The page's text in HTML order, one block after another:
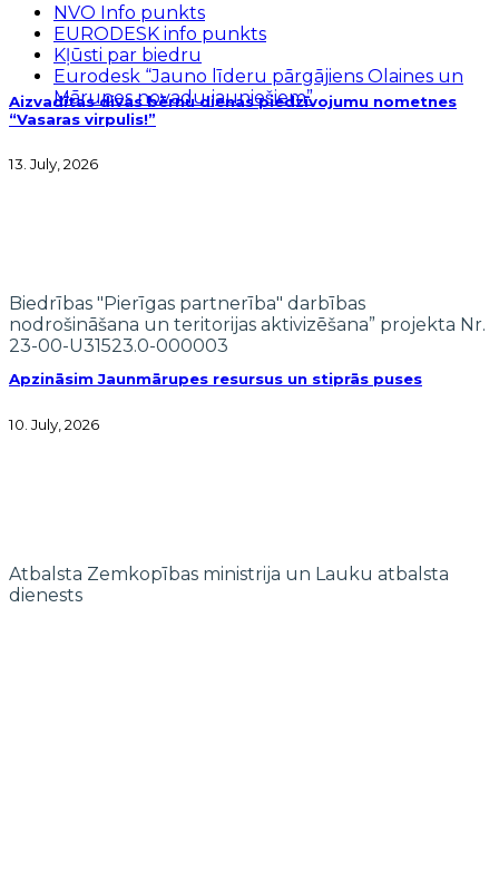
Aizvadītas divas bērnu dienas piedzīvojumu nometnes
“Vasaras virpulis!”
13. July, 2026
Apzināsim Jaunmārupes resursus un stiprās puses
10. July, 2026
NVO Info punkts
EURODESK info punkts
Kļūsti par biedru
Eurodesk “Jauno līderu pārgājiens Olaines un
Mārupes novadu jauniešiem”
Biedrības "Pierīgas partnerība" darbības
nodrošināšana un teritorijas aktivizēšana” projekta Nr.
23-00-U31523.0-000003
Atbalsta Zemkopības ministrija un Lauku atbalsta
dienests